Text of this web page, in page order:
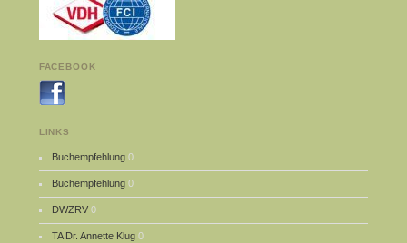
FACEBOOK
LINKS
Buchempfehlung 0
Buchempfehlung 0
DWZRV 0
TA Dr. Annette Klug 0